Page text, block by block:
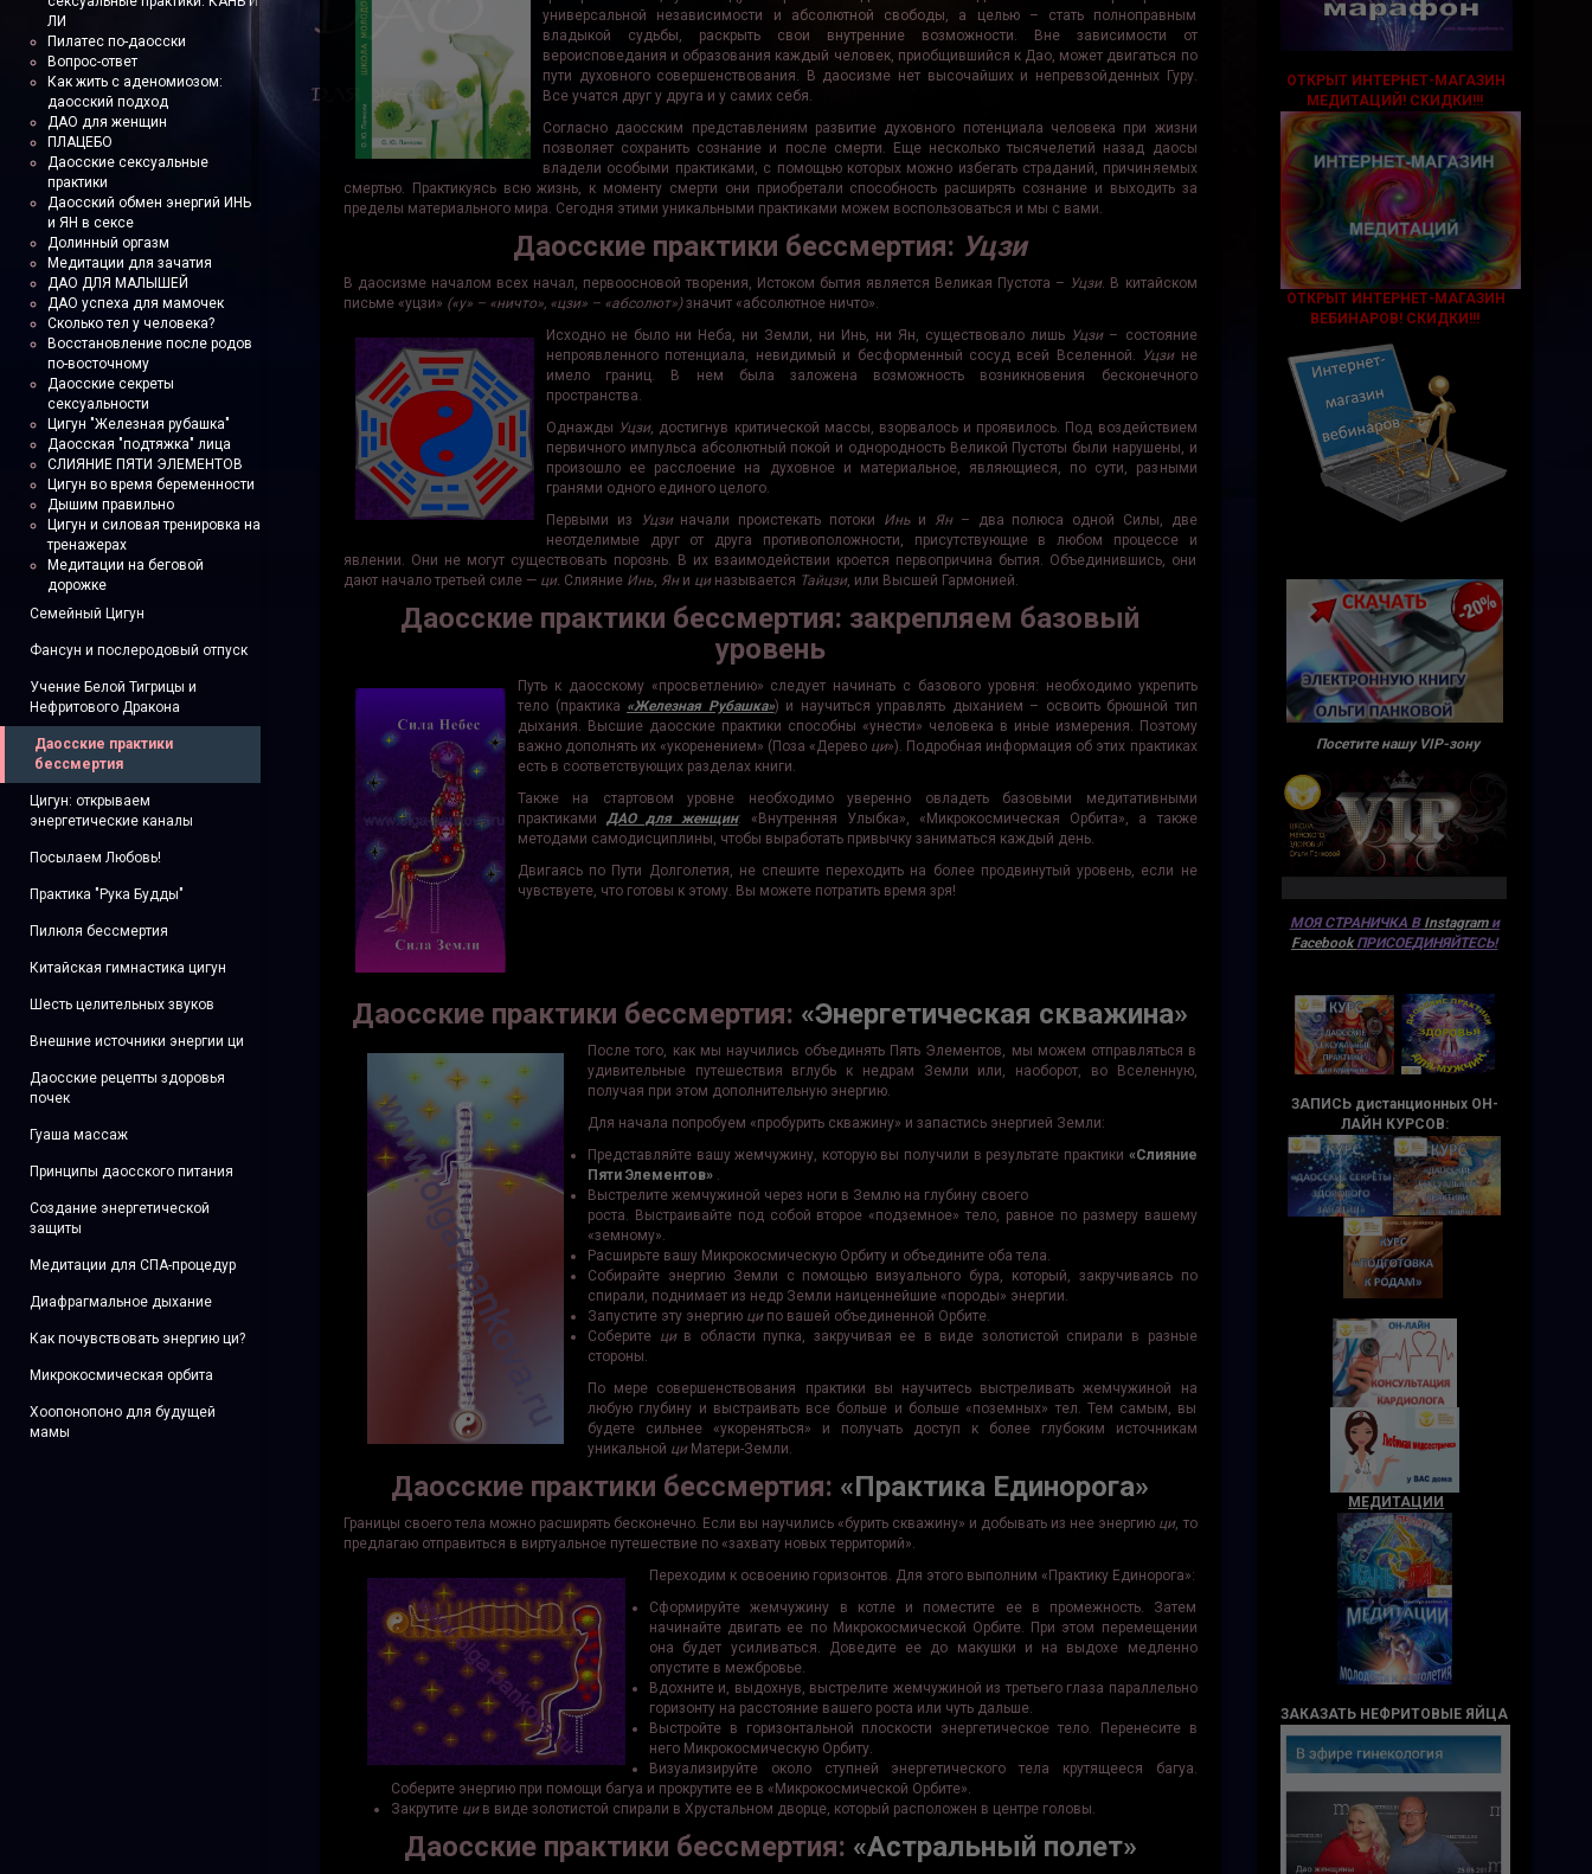
ЛИ
Пилатес по-даосски
Вопрос-ответ
Как жить с аденомиозом:
даосский подход
ДАО для женщин
ПЛАЦЕБО
Даосские сексуальные
практики
Даосский обмен энергий ИНЬ
и ЯН в сексе
Долинный оргазм
Медитации для зачатия
ДАО ДЛЯ МАЛЫШЕЙ
ДАО успеха для мамочек
Сколько тел у человека?
Восстановление после родов
по-восточному
Даосские секреты
сексуальности
Цигун "Железная рубашка"
Даосская "подтяжка" лица
СЛИЯНИЕ ПЯТИ ЭЛЕМЕНТОВ
Цигун во время беременности
Дышим правильно
Цигун и силовая тренировка на
тренажерах
Медитации на беговой
дорожке
Семейный Цигун
Фансун и послеродовый отпуск
Учение Белой Тигрицы и
Нефритового Дракона
Даосские практики
бессмертия
Цигун: открываем
энергетические каналы
Посылаем Любовь!
Практика "Рука Будды"
Пилюля бессмертия
Китайская гимнастика цигун
Шесть целительных звуков
Внешние источники энергии ци
Даосские рецепты здоровья
почек
Гуаша массаж
Принципы даосского питания
Создание энергетической
защиты
Медитации для СПА-процедур
Диафрагмальное дыхание
Как почувствовать энергию ци?
Микрокосмическая орбита
Хоопонопоно для будущей
мамы
универсальной независимости и абсолютной свободы, а целью – стать полноправным
владыкой судьбы, раскрыть свои внутренние возможности. Вне зависимости от
вероисповедания и образования каждый человек, приобщившийся к Дао, может двигаться по
пути духовного совершенствования. В даосизме нет высочайших и непревзойденных Гуру.
Все учатся друг у друга и у самих себя.
Согласно даосским представлениям развитие духовного потенциала человека при жизни
позволяет сохранить сознание и после смерти. Еще несколько тысячелетий назад даосы
владели особыми практиками, с помощью которых можно избегать страданий, причиняемых
смертью. Практикуясь всю жизнь, к моменту смерти они приобретали способность расширять сознание и выходить за
пределы материального мира. Сегодня этими уникальными практиками можем воспользоваться и мы с вами.
Даосские практики бессмертия: Уцзи
В даосизме началом всех начал, первоосновой творения, Истоком бытия является Великая Пустота – Уцзи. В китайском
письме «уцзи» («у» – «ничто», «цзи» – «аб­солют»)значит «абсолютное ничто».
Исходно не было ни Неба, ни Земли, ни Инь, ни Ян, существовало лишь Уцзи– состояние
непроявленного потенциала, невидимый и бесформенный сосуд всей Вселенной. Уцзине
имело границ. В нем была заложена возможность возникновения бесконечного
пространства.
Однажды Уцзи, достигнув критической массы, взорвалось и проявилось. Под воздействием
первичного импульса абсолютный покой и однородность Великой Пустоты были нарушены, и
произошло ее расслоение на духовное и материальное, являющиеся, по сути, разными
гранями одного единого целого.
Первыми из
Уцзиначали проистекать потоки Инь и Ян – два полюса одной Силы, две
неотделимые друг от друга противоположности, присутствующие в любом процессе и
явлении. Они не могут существовать порознь. В их взаимодействии кроется первопричина бытия. Объединившись, они
дают на­чало третьей силе — ци. Слияние Инь, Ян и ци называется Тайцзи, или Высшей Гармонией.
Даосские практики бессмертия: закрепляем базовый
уровень
Путь к даосскому «просветлению» следует начинать с базового уровня: необходимо укрепить
тело (практика «Железная Рубашка») и научиться управлять дыханием – освоить брюшной тип
дыхания. Высшие даосские практики способны «унести» человека в иные измерения. Поэтому
важно дополнять их «укоренением» (Поза «Дерево ци»). Подробная информация об этих практиках
есть в соответствующих разделах книги.
Также на стартовом уровне необходимо уверенно овладеть базовыми медитативными
практикамиДАО для женщин: «Внутренняя Улыбка», «Микрокосмическая Орбита», а также
методами самодисциплины, чтобы выработать привычку заниматься каждый день.
Двигаясь по Пути Долголетия, не спешите переходить на более продвинутый уровень, если не
чувствуете, что готовы к этому. Вы можете потратить время зря!
Даосские практики бессмертия: «Энергетическая скважина»
После того, как мы научились объединять Пять Элементов, мы можем отправляться в
удивительные путешествия вглубь к недрам Земли или, наоборот, во Вселенную,
получая при этом дополнительную энергию.
Для начала попробуем «пробурить скважину» и запастись энергией Земли:
Представляйте вашу жемчужину, которую вы получили в результате практики «Слияние
Пяти Элементов» .
Выстрелите жемчужиной через ноги в Землю на глубину своего
роста. Выстраивайте под собой второе «подземное» тело, равное по размеру вашему
«земному».
Расширьте вашу Микрокосмическую Орбиту и объедините оба тела.
Собирайте энергию Земли с помощью визуального бура, который, закручиваясь по
спирали, поднимает из недр Земли наиценнейшие «породы» энергии.
Запустите эту энергию ципо вашей объединенной Орбите.
Соберите ци в области пупка, закручивая ее в виде золотистой спирали в разные
стороны.
По мере совершенствования практики вы научитесь выстреливать жемчужиной на
любую глубину и выстраивать все больше и больше «поземных» тел. Тем самым, вы
будете сильнее «укореняться» и получать доступ к более глубоким источникам
уникальной ци Матери-Земли.
Даосские практики бессмертия: «Практика Единорога»
Границы своего тела можно расширять бесконечно. Если вы научились «бурить скважину» и добывать из нее энергию ци, то
предлагаю отправиться в виртуальное путешествие по «захвату новых территорий».
Переходим к освоению горизонтов. Для этого выполним «Практику Единорога»:
Сформируйте жемчужину в котле и поместите ее в промежность. Затем
начинайте двигать ее по Микрокосмической Орбите. При этом перемещении
она будет усиливаться. Доведите ее до макушки и на выдохе медленно
опустите в межбровье.
Вдохните и, выдохнув, выстрелите жемчужиной из третьего глаза параллельно
горизонту на расстояние вашего роста или чуть дальше.
Выстройте в горизонтальной плоскости энергетическое тело. Перенесите в
него Микрокосмическую Орбиту.
Визуализируйте около ступней энергетического тела крутящееся багуа.
Соберите энергию при помощи багуа и прокрутите ее в «Микрокосмической Орбите».
Закрутите цив виде золотистой спирали в Хрустальном дворце, который расположен в центре головы.
Даосские практики бессмертия: «Астральный полет»
ОТКРЫТ ИНТЕРНЕТ-МАГАЗИН
МЕДИТАЦИЙ! СКИДКИ!!!
ОТКРЫТ ИНТЕРНЕТ-МАГАЗИН
ВЕБИНАРОВ! СКИДКИ!!!
Посетите нашу VIP-зону
МОЯ СТРАНИЧКА В Instagramи
FacebookПРИСОЕДИНЯЙТЕСЬ!
ЗАПИСЬ дистанционных ОН-
ЛАЙН КУРСОВ:
МЕДИТАЦИИ
ЗАКАЗАТЬ НЕФРИТОВЫЕ ЯЙЦА